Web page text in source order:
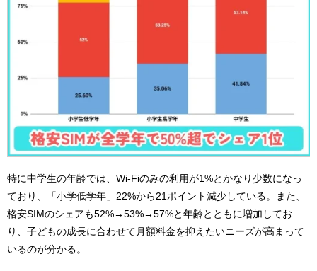
特に中学生の年齢では、Wi-Fiのみの利用が1%とかなり少数になっ
ており、「小学低学年」22%から21ポイント減少している。また、
格安SIMのシェアも52%→53%→57%と年齢とともに増加してお
り、子どもの成長に合わせて月額料金を抑えたいニーズが高まって
いるのが分かる。